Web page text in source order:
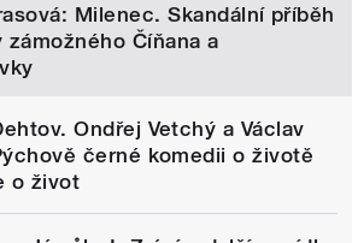
Milenec. Skandální příběh
zámožného Číňana a
Ondřej Vetchý a Václav
černé komedii o životě
o život